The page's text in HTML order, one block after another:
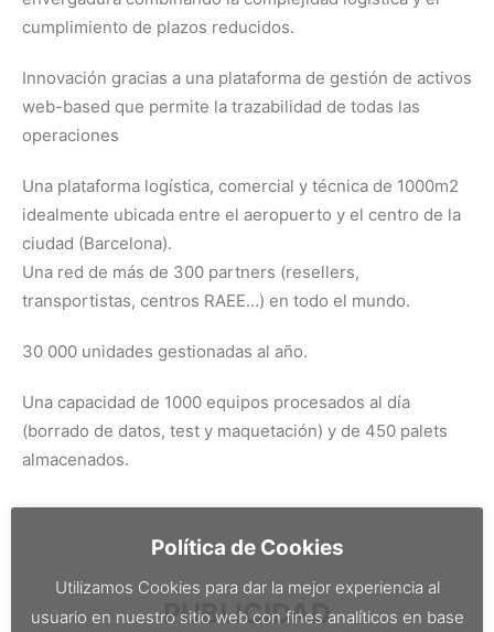
cumplimiento de plazos reducidos.
Innovación gracias a una plataforma de gestión de activos
web-based que permite la trazabilidad de todas las
operaciones
Una plataforma logística, comercial y técnica de 1000m2
idealmente ubicada entre el aeropuerto y el centro de la
ciudad (Barcelona).
Una red de más de 300 partners (resellers,
transportistas, centros RAEE…) en todo el mundo.
30 000 unidades gestionadas al año.
Una capacidad de 1000 equipos procesados al día
(borrado de datos, test y maquetación) y de 450 palets
almacenados.
PUBLICIDAD
Política de Cookies
Utilizamos Cookies para dar la mejor experiencia al
usuario en nuestro sitio web con fines analíticos en base